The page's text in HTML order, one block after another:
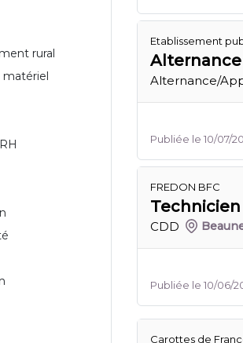
rural
matériel
Etablissement
Alternance
Alternance/
Publiée le 10/07/
FREDON BFC
CDD
Publiée le 10/06/
Carottes de